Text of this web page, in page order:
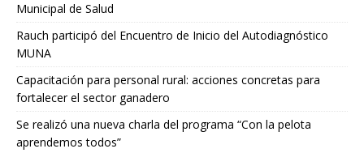
Municipal de Salud
Rauch participó del Encuentro de Inicio del Autodiagnóstico
MUNA
Capacitación para personal rural: acciones concretas para
fortalecer el sector ganadero
Se realizó una nueva charla del programa “Con la pelota
aprendemos todos”